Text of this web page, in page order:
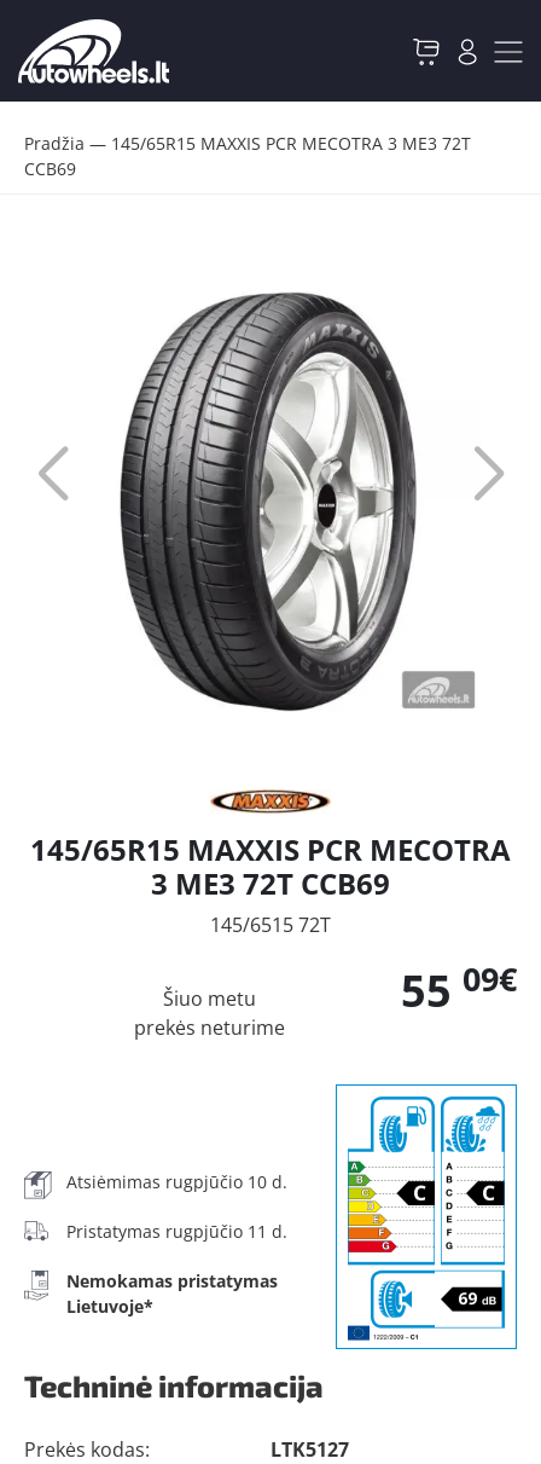
Pradžia — 145/65R15 MAXXIS PCR MECOTRA 3 ME3 72T
CCB69
145/65R15 MAXXIS PCR MECOTRA
3 ME3 72T CCB69
145/6515 72T
55 09€
Šiuo metu
prekės neturime
Atsiėmimas rugpjūčio 10 d.
Pristatymas rugpjūčio 11 d.
Nemokamas pristatymas
Lietuvoje*
Techninė informacija
Prekės kodas:
LTK5127